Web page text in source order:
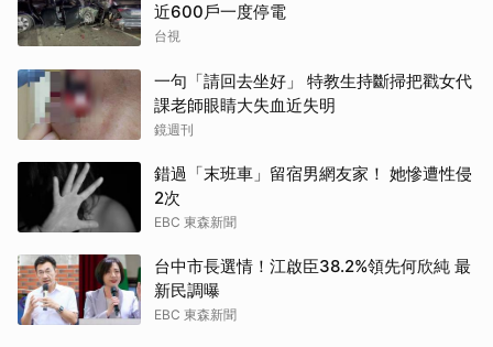
近600戶一度停電
台視
一句「請回去坐好」 特教生持斷掃把戳女代
課老師眼睛大失血近失明
鏡週刊
錯過「末班車」留宿男網友家！ 她慘遭性侵
2次
EBC 東森新聞
台中市長選情！江啟臣38.2%領先何欣純 最
新民調曝
EBC 東森新聞